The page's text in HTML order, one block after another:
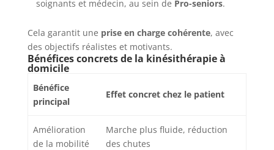
soignants et médecin, au sein de Pro-seniors.
Cela garantit une prise en charge cohérente, avec
des objectifs réalistes et motivants.
Bénéfices concrets de la kinésithérapie à
domicile
Bénéfice
principal
Effet concret chez le patient
Amélioration
de la mobilité
Marche plus fluide, réduction
des chutes